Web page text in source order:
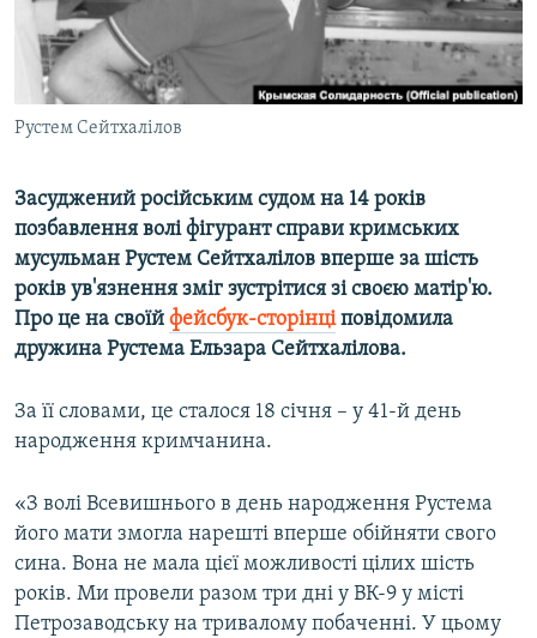
СВІДЧЕННЯ ОКУПАЦІЇ
УКРАЇНСЬКА ПРОБЛЕМА КРИМУ
ІНФОГРАФІКА
Qırımtatar
ДОЛУЧАЙСЯ!
Усі сайти RFE/RL
Рустем Сейтхалілов
Засуджений російським судом на 14 років
позбавлення волі фігурант справи кримських
мусульман Рустем Сейтхалілов вперше за шість
років ув'язнення зміг зустрітися зі своєю матір'ю.
Про це на своїй фейсбук-сторінціповідомила
дружина Рустема Ельзара Сейтхалілова.
За її словами, це сталося 18 січня – у 41-й день
народження кримчанина.
«З волі Всевишнього в день народження Рустема
його мати змогла нарешті вперше обійняти свого
сина. Вона не мала цієї можливості цілих шість
років. Ми провели разом три дні у ВК-9 у місті
Петрозаводську на тривалому побаченні. У цьому